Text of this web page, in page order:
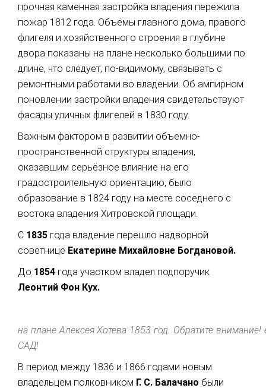
прочная каменная застройка владения пережила
пожар 1812 года. Объёмы главного дома, правого
флигеля и хозяйственного строения в глубине
двора показаны на плане несколько большими по
длине, что следует, по-видимому, связывать с
ремонтными работами во владении. Об ампирном
поновлении застройки владения свидетельствуют
фасады уличных флигелей в 1830 году.
Важным фактором в развитии объемно-
пространственной структуры владения,
оказавшим серьёзное влияние на его
градостроительную ориентацию, было
образование в 1824 году на месте соседнего с
востока владения Хитровской площади.
С 1835 года владение перешло надворной
советнице Екатерине Михайловне Богдановой.
До 1854 года участком владел подпоручик
Леонтий Фон Кух.
на плане Алексея Хотева 1853 год. Обратите
САД!
В период между 1836 и 1866 годами новым
владельцем полковником Г. С. Балачано были